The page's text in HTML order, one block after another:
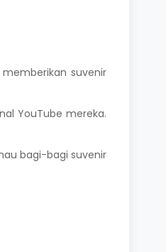
suvenir
YouTube mereka.
bagi-bagi suvenir